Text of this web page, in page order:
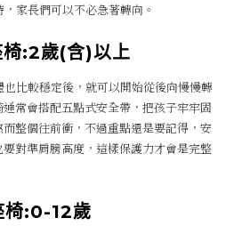
家長們可以不必急著轉向。
:2歲(含)以上
比較穩定後，就可以開始從後向慢慢轉
常會搭配五點式安全帶，把孩子牢牢固
整個往前衝，不過重點還是要記得，安
對準肩膀高度，這樣保護力才會是完整
椅:0-12歲